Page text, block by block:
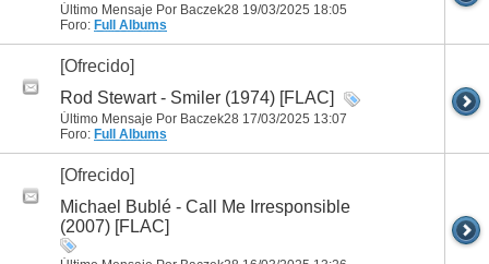
Último Mensaje Por Baczek28 19/03/2025 18:05
Foro: Full Albums
[Ofrecido]
Rod Stewart - Smiler (1974) [FLAC]
Último Mensaje Por Baczek28 17/03/2025 13:07
Foro: Full Albums
[Ofrecido]
Michael Bublé - Call Me Irresponsible
(2007) [FLAC]